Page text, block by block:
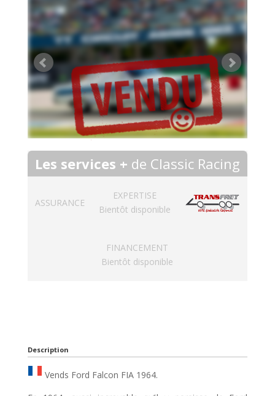
Les services + de Classic Racing
ASSURANCE
EXPERTISE
Bientôt disponible
FINANCEMENT
Bientôt disponible
Description
Vends Ford Falcon FIA 1964.